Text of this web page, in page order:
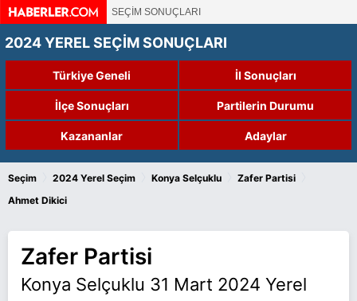
SEÇİM SONUÇLARI
2024 YEREL SEÇİM SONUÇLARI
Türkiye Geneli İl Sonuçları
İlçe Sonuçları Partilerin Durumu
Kazananlar Adaylar
Seçim 2024 Yerel Seçim Konya Selçuklu Zafer Partisi
Ahmet Dikici
Zafer Partisi
Konya Selçuklu 31 Mart 2024 Yerel